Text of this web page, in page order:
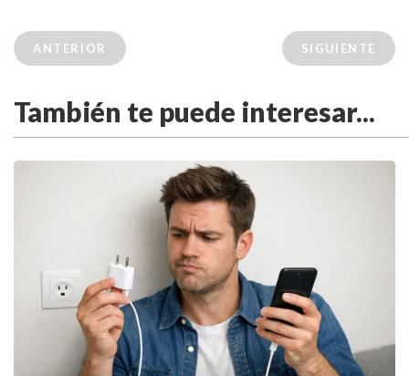
ANTERIOR SIGUIENTE
También te puede interesar...